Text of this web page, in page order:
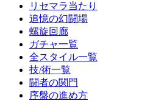
リセマラ当たり
追憶の幻闘場
螺旋回廊
ガチャ一覧
全スタイル一覧
技/術一覧
闘者の関門
序盤の進め方